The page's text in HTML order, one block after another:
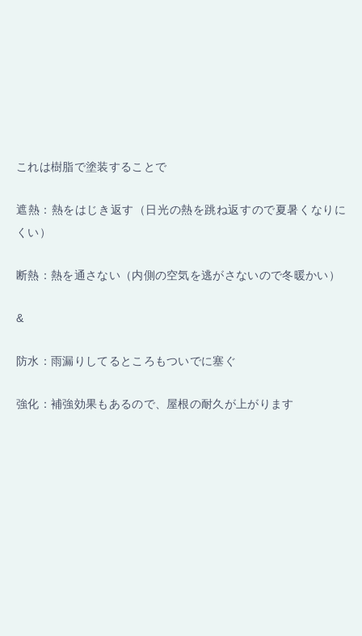
これは樹脂で塗装することで
遮熱：熱をはじき返す（日光の熱を跳ね返すので夏暑くなりに
くい）
断熱：熱を通さない（内側の空気を逃がさないので冬暖かい）
&
防水：雨漏りしてるところもついでに塞ぐ
強化：補強効果もあるので、屋根の耐久が上がります